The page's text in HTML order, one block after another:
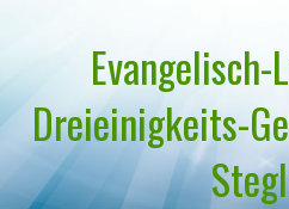
Dreieinigkeits-